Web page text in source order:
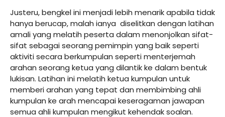
Justeru, bengkel ini menjadi lebih menarik apabila tidak
hanya berucap, malah ianya diselitkan dengan latihan
amali yang melatih peserta dalam menonjolkan sifat-
sifat sebagai seorang pemimpin yang baik seperti
aktiviti secara berkumpulan seperti menterjemah
arahan seorang ketua yang dilantik ke dalam bentuk
lukisan. Latihan ini melatih ketua kumpulan untuk
memberi arahan yang tepat dan membimbing ahli
kumpulan ke arah mencapai keseragaman jawapan
semua ahli kumpulan mengikut kehendak soalan.